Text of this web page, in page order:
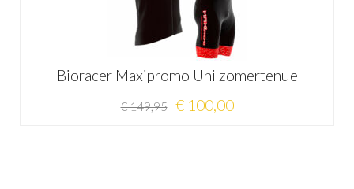
Bioracer Maxipromo Uni zomertenue
€ 149,95 € 100,00